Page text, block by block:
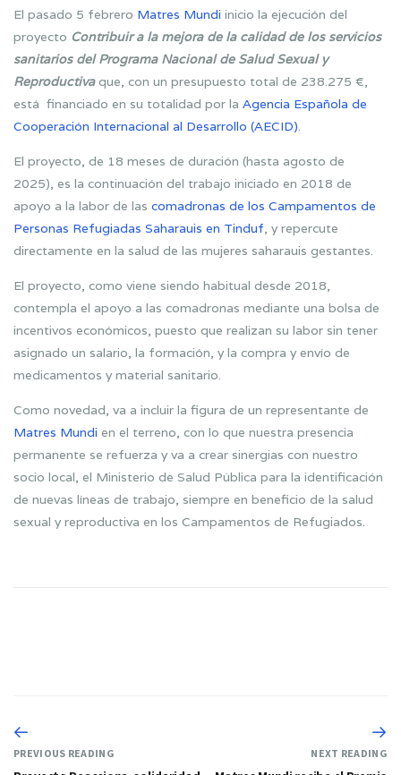
El pasado 5 febrero Matres Mundi inicio la ejecución del
proyecto Contribuir a la mejora de la calidad de los servicios
sanitarios del Programa Nacional de Salud Sexual y
Reproductivaque, con un presupuesto total de 238.275 €,
está financiado en su totalidad por la Agencia Española de
Cooperación Internacional al Desarrollo (AECID)
El proyecto, de 18 meses de duración (hasta agosto de
2025), es la continuación del trabajo iniciado en 2018 de
apoyo a la labor de las comadronas de los Campamentos de
Personas Refugiadas Saharauis en Tinduf , y repercute
directamente en la salud de las mujeres saharauis gestantes.
El proyecto, como viene siendo habitual desde 2018,
contempla el apoyo a las comadronas mediante una bolsa de
incentivos económicos, puesto que realizan su labor sin tener
asignado un salario, la formación, y la compra y envío de
medicamentos y material sanitario.
Como novedad, va a incluir la figura de un representante de
Matres Mundi en el terreno, con lo que nuestra presencia
permanente se refuerza y va a crear sinergias con nuestro
socio local, el Ministerio de Salud Pública para la identificación
de nuevas líneas de trabajo, siempre en beneficio de la salud
sexual y reproductiva en los Campamentos de Refugiados.
PREVIOUS READING NEXT READING